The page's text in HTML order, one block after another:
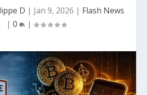
D | Jan 9, 2026 | Flash News
| 0 |